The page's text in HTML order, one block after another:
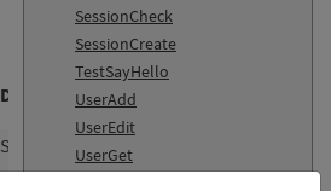
SessionCheck
SessionCreate
TestSayHello
UserAdd
UserEdit
UserGet
Description
Status („ok“)